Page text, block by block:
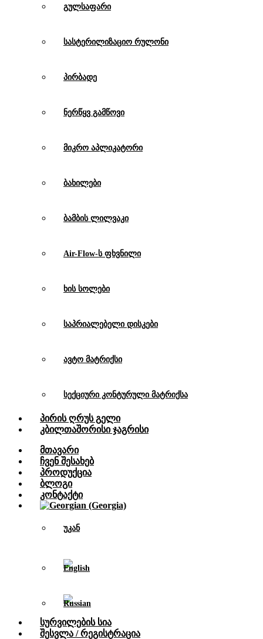
გულსაფარი
სასტერილიზაციო რულონი
პირბადე
ნერწყვ გამწოვი
მიკრო აპლიკატორი
ბახილები
ბამბის ლილვაკი
Air-Flow-ს ფხვნილი
ხის სოლები
საპრიალებელი დისკები
ავტო მატრიქსი
სექციური კონტურული მატრიქსა
Პირის Ღრუს Გელი
Კბილთაშორისი Ჯაგრისი
Მთავარი
Ჩვენ Შესახებ
Პროდუქცია
Ბლოგი
Კონტაქტი
უკან
Სურვილების Სია
Შესვლა / Რეგისტრაცია